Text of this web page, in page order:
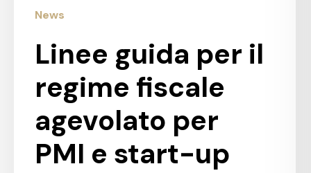
News
Linee guida per il
regime fiscale
agevolato per
PMI e start-up